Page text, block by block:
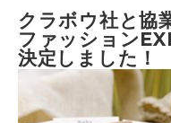
クラボウ社と協
ファッション
決定しました！